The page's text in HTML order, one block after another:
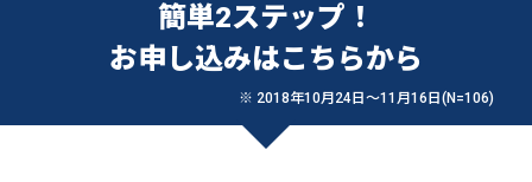
簡単2ステップ！
お申し込みはこちらから
※ 2018年10月24日〜11月16日(N=106)